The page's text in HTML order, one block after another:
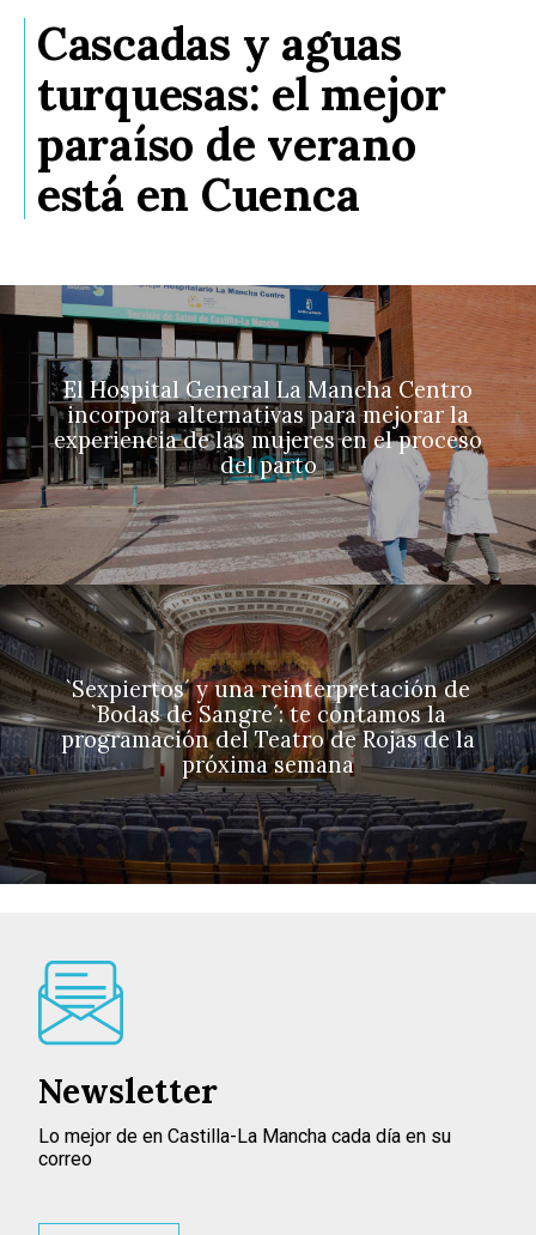
Cascadas y aguas
turquesas: el mejor
paraíso de verano
está en Cuenca
El Hospital General La Mancha Centro
incorpora alternativas para mejorar la
experiencia de las mujeres en el proceso
del parto
`Sexpiertos´ y una reinterpretación de
`Bodas de Sangre´: te contamos la
programación del Teatro de Rojas de la
próxima semana
Newsletter
Lo mejor de en Castilla-La Mancha cada día en su
correo